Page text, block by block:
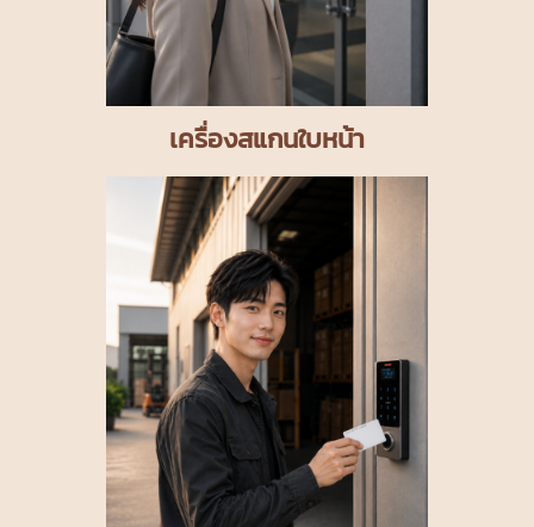
เครื่องสแกนใบหน้า